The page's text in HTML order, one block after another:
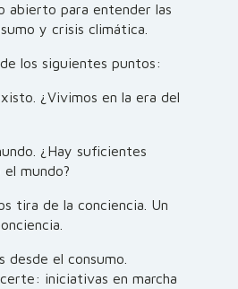
abierto para entender las
y crisis climática.
los siguientes puntos:
¿Vivimos en la era del
¿Hay suficientes
mundo?
tira de la conciencia. Un
desde el consumo.
iniciativas en marcha